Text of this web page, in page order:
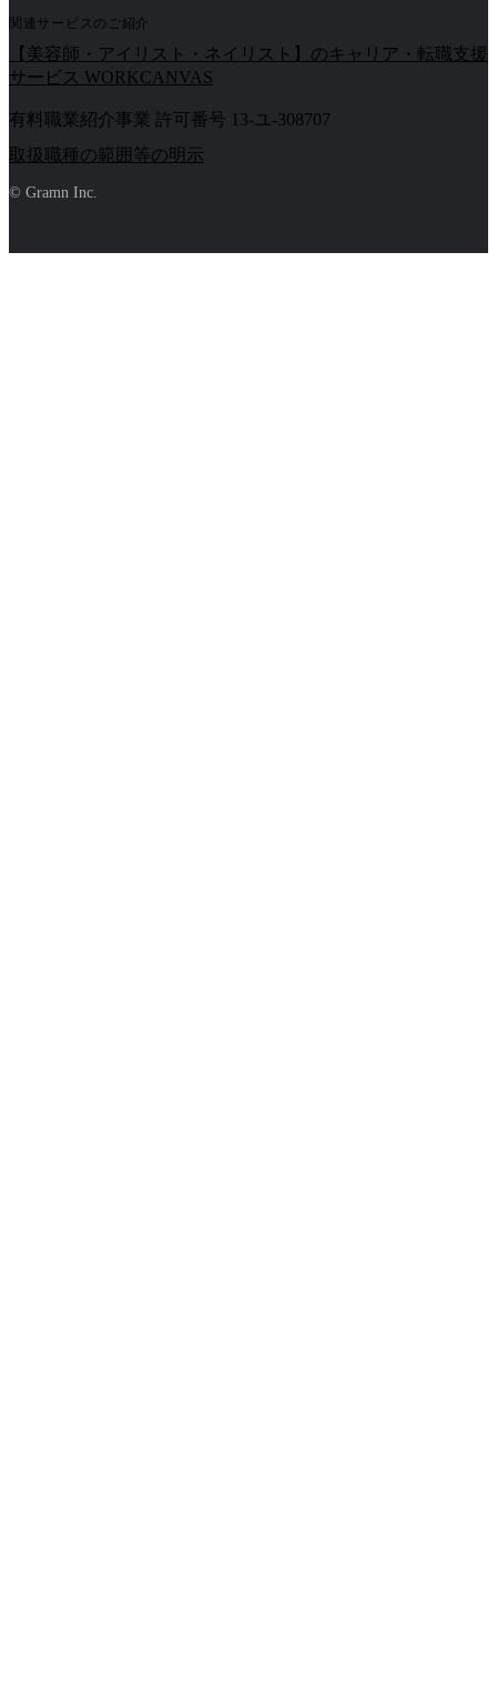
関連サービスのご紹介
【美容師・アイリスト・ネイリスト】のキャリア・転職支援
サービス WORKCANVAS
有料職業紹介事業 許可番号 13-ユ-308707
取扱職種の範囲等の明示
© Gramn Inc.